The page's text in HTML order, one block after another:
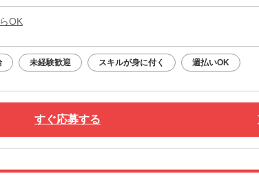
OK
未経験歓迎 スキルが身に付く 週払いOK
すぐ応募する